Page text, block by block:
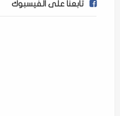
تابعنا على الفيسبوك